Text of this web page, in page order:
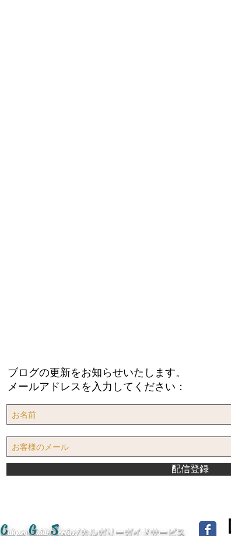
ブログの更新をお知らせいたします。
メールアドレスを入力してください：
配信登録
CalgaryGuideService/カルガリーガイドサービス